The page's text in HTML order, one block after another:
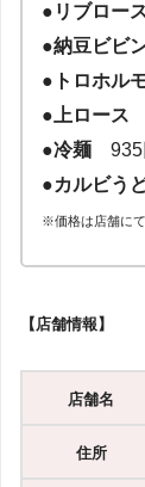
● リブロー
●納豆ビビ
●トロホル
●上ロース
●冷麺 935
●カルビう
※価格は店舗にて
【店舗情報】
店舗名
住所